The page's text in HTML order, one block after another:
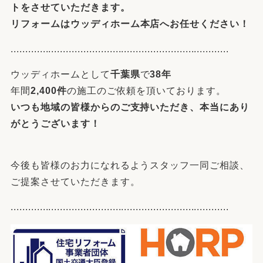
トをさせていただきます。
リフォームは ウッディホーム本店へお任せください！
...........................................................................
ウッディホームとして千葉県で38年
年間2,400件の施工のご依頼を頂いております。
いつも地域の皆様からのご支持いただき、本当にあり
がとうございます！
今後も皆様のお力になれるようスタッフ一同ご相談、
ご提案させていただきます。
...........................................................................